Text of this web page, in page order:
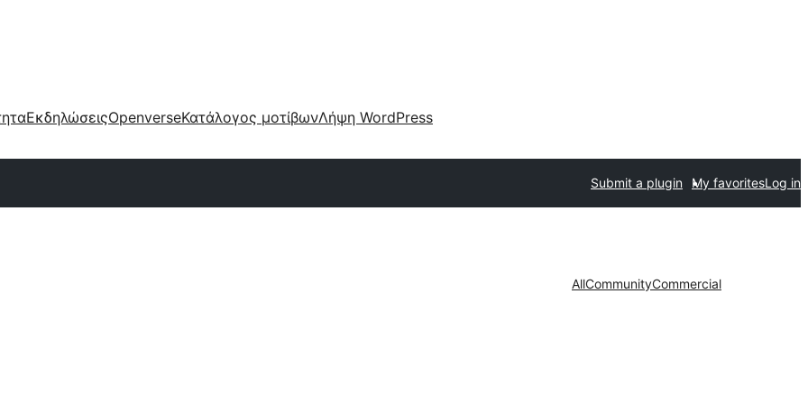
ΕκδηλώσειςOpenverseΚατάλογος μοτίβωνΛήψη WordPress
Submit a plugin My favoritesLog in
AllCommunityCommercial